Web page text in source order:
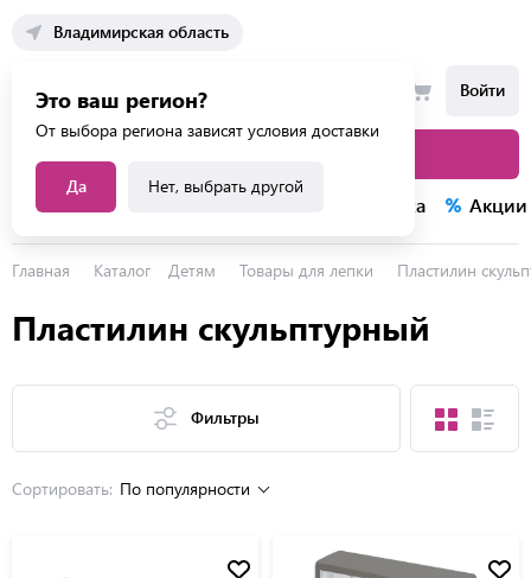
Владимирская область
Это ваш регион?
От выбора региона зависят условия доставки
Да Нет, выбрать другой
Войти
Каталог услуг Распродажа Акции
Главная Каталог Детям Товары для лепки Пластилин
Пластилин скульптурный
Фильтры
Сортировать: По популярности